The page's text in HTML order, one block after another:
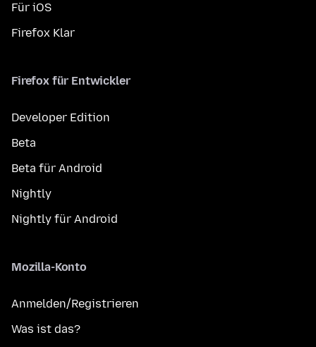
Für iOS
Firefox Klar
Firefox für Entwickler
Developer Edition
Beta
Beta für Android
Nightly
Nightly für Android
Mozilla-Konto
Anmelden/Registrieren
Was ist das?